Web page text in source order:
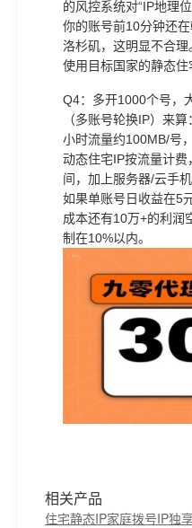
的风控系统对“IP地理
你的账号前10分钟还
洛杉矶，这明显不合
使用目标国家的静态住
Q4：多开1000个号，
（多账号轮换IP）来
小时流量约100MB/号
动态住宅IP按流量计
间，加上服务器/云手
如果单账号日收益在5
成本还有10万+的利
制在10%以内。
相关产品
住宅静态IP家庭拨号IP独